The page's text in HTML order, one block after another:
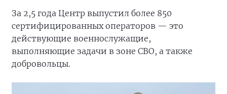
За 2,5 года Центр выпустил более 850
сертифицированных операторов — это
действующие военнослужащие,
выполняющие задачи в зоне СВО, а также
добровольцы.